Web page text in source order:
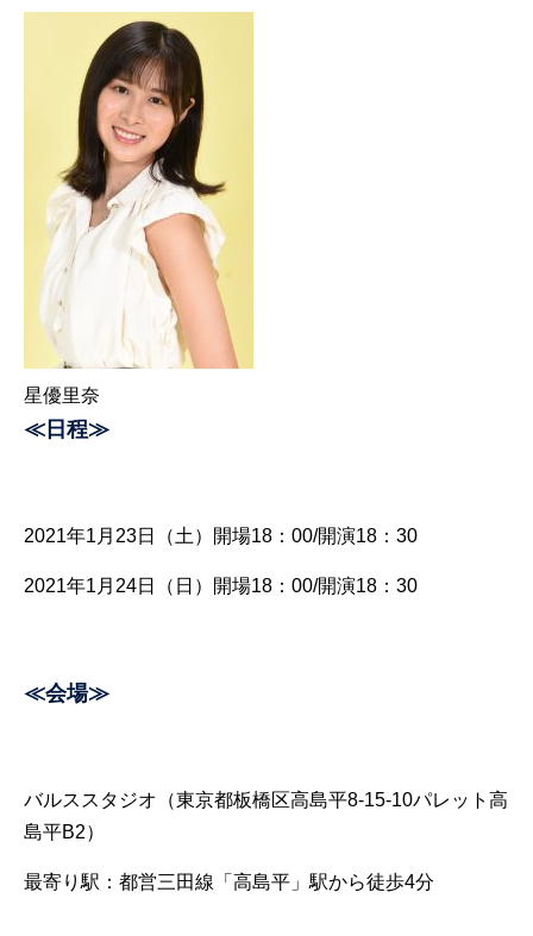
星優里奈
≪日程≫
2021年1月23日（土）開場18：00/開演18：30
2021年1月24日（日）開場18：00/開演18：30
≪会場≫
バルススタジオ（東京都板橋区高島平8-15-10パレット高
島平B2）
最寄り駅：都営三田線「高島平」駅から徒歩4分